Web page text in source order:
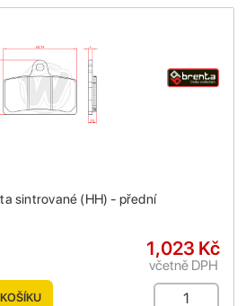
sintrované (HH) - přední
1,023 Kč
včetně DPH